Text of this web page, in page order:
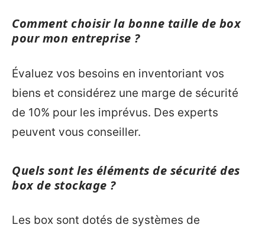
Comment choisir la bonne taille de box
pour mon entreprise ?
Évaluez vos besoins en inventoriant vos
biens et considérez une marge de sécurité
de 10% pour les imprévus. Des experts
peuvent vous conseiller.
Quels sont les éléments de sécurité des
box de stockage ?
Les box sont dotés de systèmes de